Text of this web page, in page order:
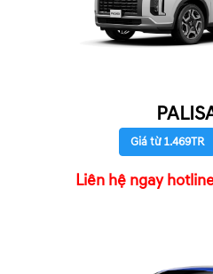
Giá từ 1.469TR
Liên hệ ngay